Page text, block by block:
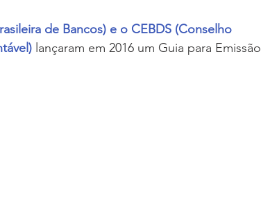
de Bancos) e o CEBDS (Conselho
lançaram em 2016 um Guia para Emissão